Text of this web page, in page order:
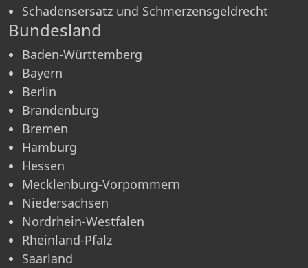
Schadensersatz und Schmerzensgeldrecht
Bundesland
Baden-Württemberg
Bayern
Berlin
Brandenburg
Bremen
Hamburg
Hessen
Mecklenburg-Vorpommern
Niedersachsen
Nordrhein-Westfalen
Rheinland-Pfalz
Saarland